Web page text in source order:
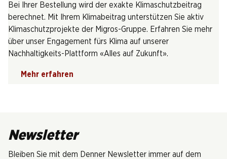
Bei Ihrer Bestellung wird der exakte Klimaschutzbeitrag
berechnet. Mit Ihrem Klimabeitrag unterstützen Sie aktiv
Klimaschutzprojekte der Migros-Gruppe. Erfahren Sie mehr
über unser Engagement fürs Klima auf unserer
Nachhaltigkeits-Plattform «Alles auf Zukunft».
Mehr erfahren
Newsletter
Bleiben Sie mit dem Denner Newsletter immer auf dem